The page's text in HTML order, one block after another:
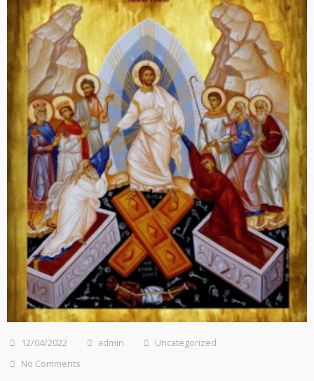
12/04/2022 admin
Uncategorized
No Comments